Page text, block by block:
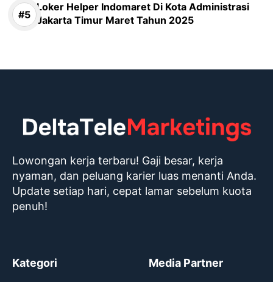
Loker Helper Indomaret Di Kota Administrasi
Jakarta Timur Maret Tahun 2025
Lowongan kerja terbaru! Gaji besar, kerja
nyaman, dan peluang karier luas menanti Anda.
Update setiap hari, cepat lamar sebelum kuota
penuh!
Kategori Media Partner